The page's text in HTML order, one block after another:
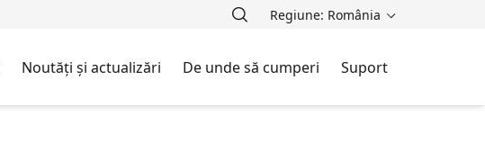
Regiune: România
Noutăți și actualizări De unde să cumperi Suport